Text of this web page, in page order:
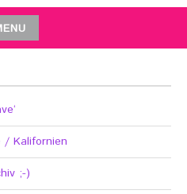
/ Kalifornien
;-)